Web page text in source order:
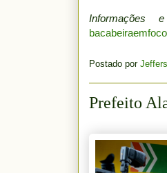
Postado por
Prefeito